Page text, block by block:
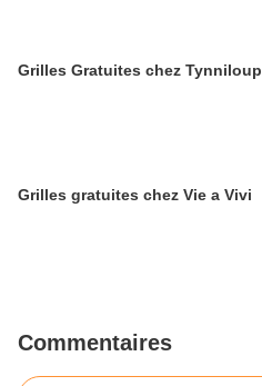
Grilles Gratuites chez Tynniloup
Grilles gratuites chez Vie a Vivi
Commentaires